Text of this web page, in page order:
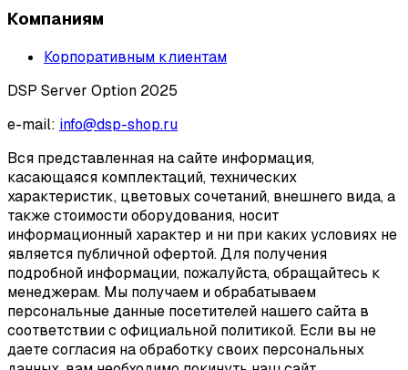
Компаниям
Корпоративным клиентам
DSP Server Option 2025
e-mail: info@dsp-shop.ru
Вся представленная на сайте информация,
касающаяся комплектаций, технических
характеристик, цветовых сочетаний, внешнего вида, а
также стоимости оборудования, носит
информационный характер и ни при каких условиях не
является публичной офертой. Для получения
подробной информации, пожалуйста, обращайтесь к
менеджерам. Мы получаем и обрабатываем
персональные данные посетителей нашего сайта в
соответствии с официальной политикой. Если вы не
даете согласия на обработку своих персональных